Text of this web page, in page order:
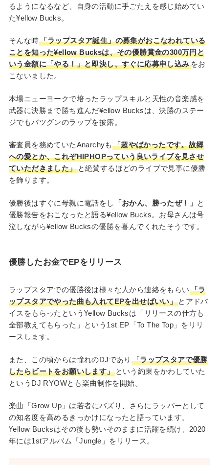
るようになるなど、自身の活動に手ごたえを感じ始めてい
た¥ellow Bucks。
そんな時「ラップスタア誕生」の募集がおこなわれている
ことを知った¥ellow Bucksは、その優勝賞金の300万円と
いう金額に「やる！」と即決し、すぐに応募申し込みをお
こないました。
本場ニューヨークで培ったラップスキルと天性の音楽感を
武器に決勝まで勝ち進んだ¥ellow Bucksは、決勝のステー
ジでもバツグンのラップを披露。
審査員を務めていたAnarchyも 「超やばかったです。故郷
への愛とか、これぞHIPHOPっていう良いライブを見させ
ていただきました」と絶賛するほどのライブで見事に優勝
を飾ります。
優勝後はすぐに母親に電話をし 「おかん、勝ったぜ！」 と
優勝報告をおこなったと語る¥ellow Bucks。お母さんは号
泣しながら¥ellow Bucksの優勝を喜んでくれたそうです。
優勝したお金でEPをリリース
ラップスタアでの優勝後は様々な人から連絡をもらい 「ラ
ップスタアでやった曲も入れてEPを出せばいい」 とアドバ
イスをもらったという¥ellow Bucksは「リリースの仕方も
全部教えてもらった」という1st EP「To The Top」をリリ
ースします。
また、この頃からは憧れのDJであり 「ラップスタアで優勝
したらビートをお願いします」という約束をかわしていた
というDJ RYOWとも楽曲制作を開始。
楽曲「Grow Up」は若者にバズり、さらにラッパーとして
の知名度を高めるきっかけになったと語っています。
¥ellow Bucksはその後も勢いそのままに活躍を続け、2020
年には1stアルバム「Jungle」をリリース。